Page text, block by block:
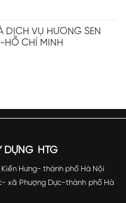
DỊCH VỤ HƯƠNG SEN
HỒ CHÍ MINH
DỰNG HTG
Kiến Hưng- thành phố Hà Nội
xã Phượng Dực-thành phố Hà